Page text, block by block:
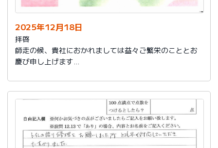
2025年12月18日
拝啓
師走の候、貴社におかれましては益々ご繁栄のこととお
慶び申し上げます
ざいました。
また、本日は心のこもったお葉書を受け取りました。ご
縁があり、この度の拙宅のリフォームを御社様にお願い
し、中田様、渡辺様をはじめ皆様のおかげをもちまし
て、毎日快適に暮らしております。ありがとうございま
した。